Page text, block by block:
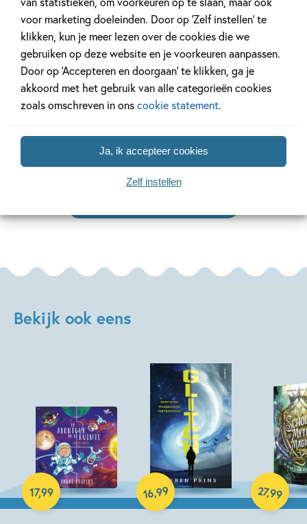
voor marketing doeleinden. Door op ‘Zelf instellen’ te
klikken, kun je meer lezen over de cookies die we
gebruiken op deze website en je voorkeuren aanpassen.
Door op ‘Accepteren en doorgaan’ te klikken, ga je
akkoord met het gebruik van alle categorieën cookies
zoals omschreven in onscookie statement.
Ja, ik accepteer cookies
Zelf instellen
14 MEI 2025
Interview met Erna Sassen
over ‘Neem een kip’
12 MAART 2025
Ben jij al
Week van het
Bekijk ook eens
17,99
Hardcover 16,99
Paperback
27,99
Hardcover